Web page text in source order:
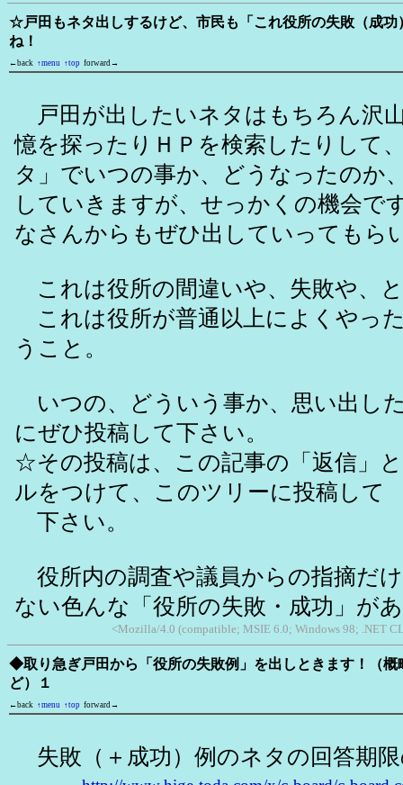
☆戸田もネタ出しするけど、市民も「これ役所の失敗（成功
ね！
←back ↑menu ↑top forward→
戸田が出したいネタはもちろん沢
憶を探ったりＨＰを検索したりして
タ」でいつの事か、どうなったのか
していきますが、せっかくの機会で
なさんからもぜひ出していってもら
これは役所の間違いや、失敗や、
これは役所が普通以上によくやっ
うこと。
いつの、どういう事か、思い出し
にぜひ投稿して下さい。
☆その投稿は、この記事の「返信」
ルをつけて、このツリーに投稿して
下さい。
役所内の調査や議員からの指摘だ
ない色んな「役所の失敗・成功」が
<Mozilla/4.0 (compatible; MSIE 6.0; Windows 98; .NET
◆取り急ぎ戸田から「役所の失敗例」を出しときます！（概
ど）１
←back ↑menu ↑top forward→
失敗（＋成功）例のネタの回答期